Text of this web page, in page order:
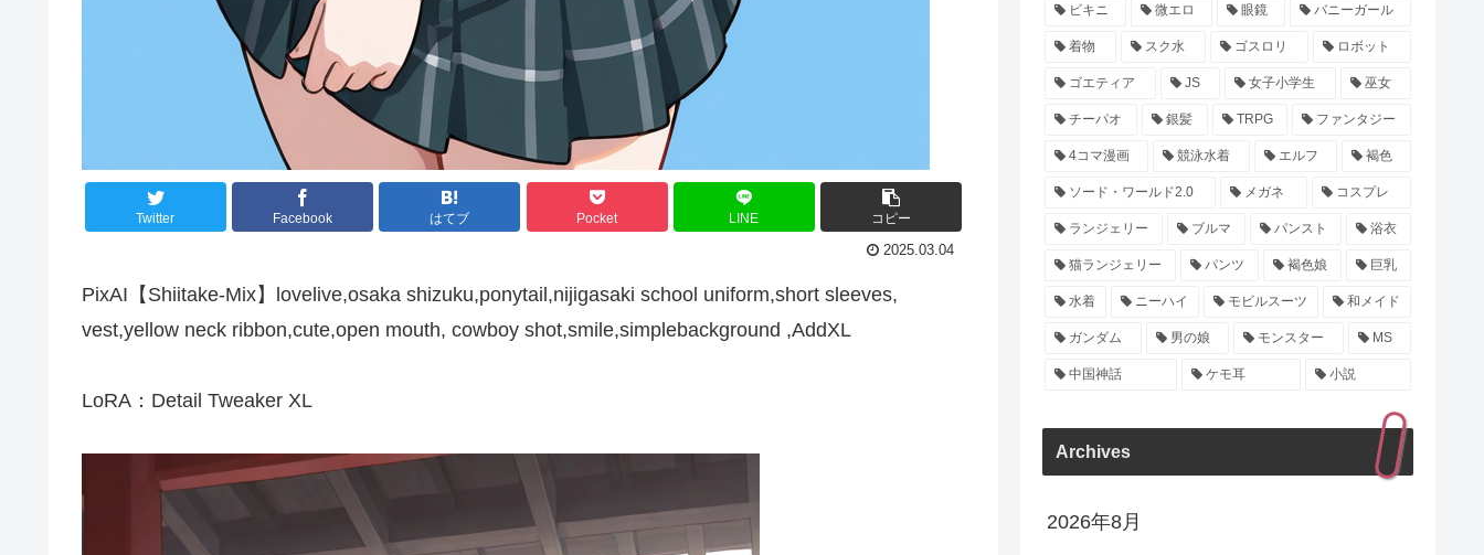
Twitter Facebook はてブ Pocket LINE コピー
2025.03.04
PixAI【Shiitake-Mix】lovelive,osaka shizuku,ponytail,nijigasaki school uniform,short sleeves,
vest,yellow neck ribbon,cute,open mouth, cowboy shot,smile,simplebackground ,AddXL
LoRA：Detail Tweaker XL
ビキニ 微エロ 眼鏡 バニーガール
着物 スク水 ゴスロリ ロボット
ゴエティア JS 女子小学生 巫女
チーパオ 銀髪 TRPG ファンタジー
4コマ漫画 競泳水着 エルフ 褐色
ソード・ワールド2.0 メガネ コスプレ
ランジェリー ブルマ パンスト 浴衣
猫ランジェリー パンツ 褐色娘 巨乳
水着 ニーハイ モビルスーツ 和メイド
ガンダム 男の娘 モンスター MS
中国神話 ケモ耳 小説
Archives
2026年8月